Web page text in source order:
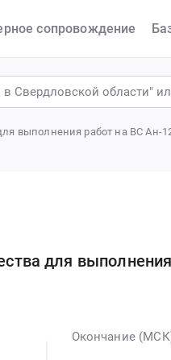
сопровождение
выполнения работ на ВС Ан-
для
Окончание